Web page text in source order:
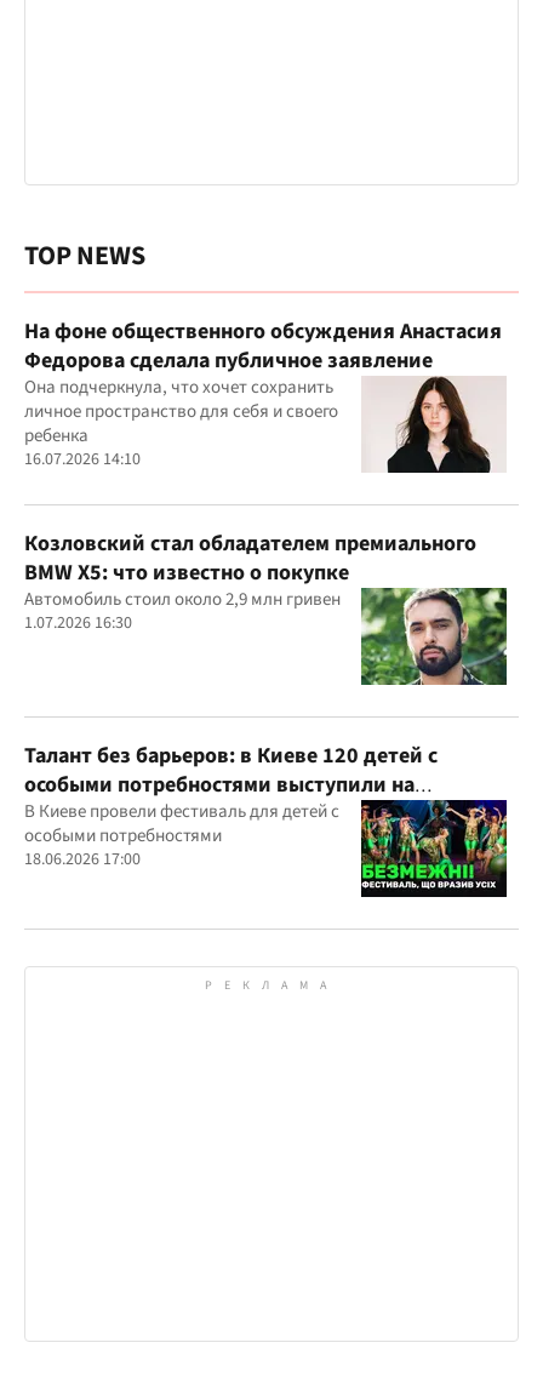
TOP NEWS
На фоне общественного обсуждения Анастасия
Федорова сделала публичное заявление
Она подчеркнула, что хочет сохранить
личное пространство для себя и своего
ребенка
16.07.2026 14:10
Козловский стал обладателем премиального
BMW X5: что известно о покупке
Автомобиль стоил около 2,9 млн гривен
1.07.2026 16:30
Талант без барьеров: в Киеве 120 детей с
особыми потребностями выступили на
всеукраинском фестивале
В Киеве провели фестиваль для детей с
особыми потребностями
18.06.2026 17:00